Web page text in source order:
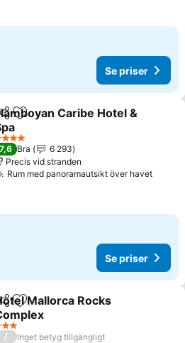
Se priser
Lägg till i Mina Favoriter
Caribe Hotel &
7,6 Bra
6 293
Precis vid stranden
Rum med panoramautsikt över havet
Se priser
Lägg till i Mina Favoriter
Mallorca Rocks
/
Inget betyg tillgängligt